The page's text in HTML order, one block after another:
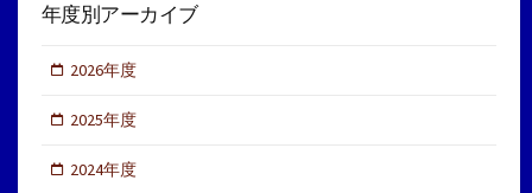
年度別アーカイブ
2026年度
2025年度
2024年度